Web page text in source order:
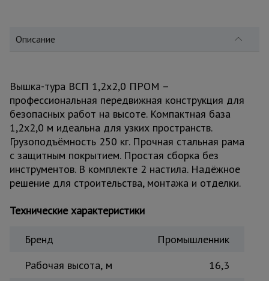
Лестницы
и
стремянки
Штукатурные
комплекты
аппараты
Описание
Вышка-тура ВСП 1,2x2,0 ПРОМ –
профессиональная передвижная конструкция для
безопасных работ на высоте. Компактная база
1,2x2,0 м идеальна для узких пространств.
Грузоподъёмность 250 кг. Прочная стальная рама
с защитным покрытием. Простая сборка без
инструментов. В комплекте 2 настила. Надёжное
решение для строительства, монтажа и отделки.
Технические характеристики
Бренд
Промышленник
Рабочая высота, м
16,3